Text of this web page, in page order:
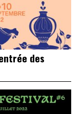
des